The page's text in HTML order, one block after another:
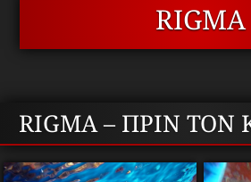
RIGMA
RIGMA – ΠΡΙΝ